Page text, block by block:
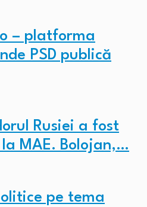
– platforma
PSD publică
Rusiei a fost
MAE. Bolojan,…
pe tema